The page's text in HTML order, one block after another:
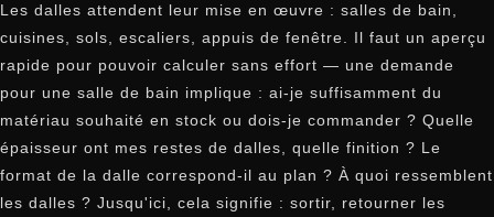
Les dalles attendent leur mise en œuvre : salles de bain,
cuisines, sols, escaliers, appuis de fenêtre. Il faut un aperçu
rapide pour pouvoir calculer sans effort — une demande
pour une salle de bain implique : ai-je suffisamment du
matériau souhaité en stock ou dois-je commander ? Quelle
épaisseur ont mes restes de dalles, quelle finition ? Le
format de la dalle correspond-il au plan ? À quoi ressemblent
les dalles ? Jusqu'ici, cela signifie : sortir, retourner les